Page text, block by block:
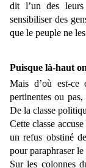
dit l’un des
sensibiliser des
que le peuple ne
Puisque là-haut
Mais d’où est-ce
pertinentes ou
De la classe
Cette classe
un refus obstiné
pour paraphraser
Sur les colonnes